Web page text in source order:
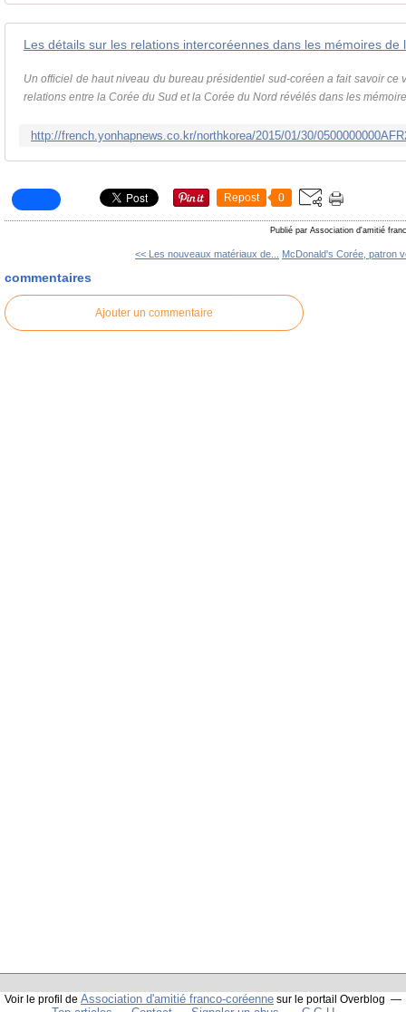
Un officiel de haut niveau du bureau présidentiel sud-coréen a fait savoir ce
relations entre la Corée du Sud et la Corée du Nord révélés dans les
http://french.yonhapnews.co.kr/northkorea/2015/01/30/
Repost 0
Publié par Association d'amitié
<< Les nouveaux matériaux de... McDonald's Corée, patron
commentaires
Ajouter un commentaire
Voir le profil de Association d'amitié franco-coréenne sur le portail Overblog